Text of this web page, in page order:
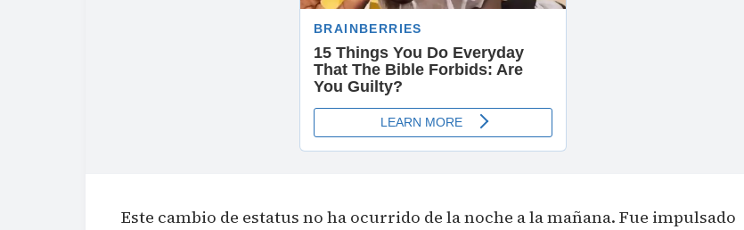
Este cambio de estatus no ha ocurrido de la noche a la mañana. Fue impulsado